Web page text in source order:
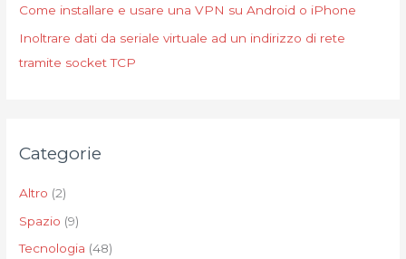
Come installare e usare una VPN su Android o iPhone
Inoltrare dati da seriale virtuale ad un indirizzo di rete
tramite socket TCP
Categorie
Altro (2)
Spazio (9)
Tecnologia (48)